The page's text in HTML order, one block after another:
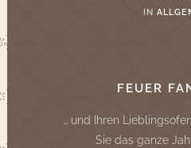
IN
FEUER
… und Ihren
Sie das ganze